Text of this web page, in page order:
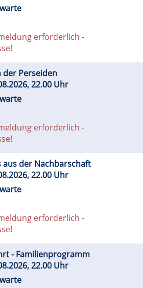
erforderlich -
der Perseiden
22.00 Uhr
erforderlich -
aus der Nachbarschaft
22.00 Uhr
erforderlich -
- Familienprogramm
22.00 Uhr